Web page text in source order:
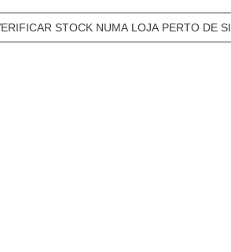
STOCK NUMA LOJA PERTO DE SI